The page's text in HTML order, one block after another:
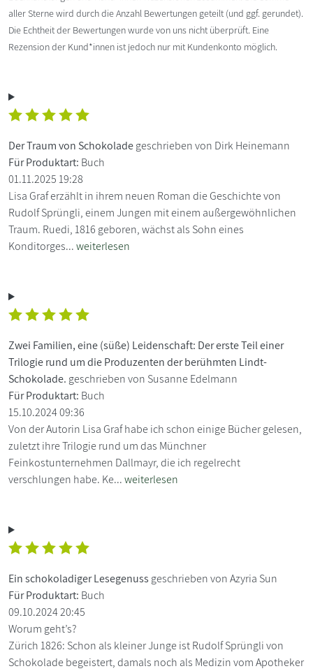
aller Sterne wird durch die Anzahl Bewertungen geteilt (und ggf. gerundet).
Die Echtheit der Bewertungen wurde von uns nicht überprüft. Eine
Rezension der Kund*innen ist jedoch nur mit Kundenkonto möglich.
Der Traum von Schokoladegeschrieben von Dirk Heinemann
Für Produktart: Buch
01.11.2025 19:28
Lisa Graf erzählt in ihrem neuen Roman die Geschichte von
Rudolf Sprüngli, einem Jungen mit einem außergewöhnlichen
Traum. Ruedi, 1816 geboren, wächst als Sohn eines
Konditorges...weiterlesen
Zwei Familien, eine (süße) Leidenschaft: Der erste Teil einer
Trilogie rund um die Produzenten der berühmten Lindt-
Schokolade. geschrieben von Susanne Edelmann
Für Produktart: Buch
15.10.2024 09:36
Von der Autorin Lisa Graf habe ich schon einige Bücher gelesen,
zuletzt ihre Trilogie rund um das Münchner
Feinkostunternehmen Dallmayr, die ich regelrecht
verschlungen habe. Ke...weiterlesen
Ein schokoladiger Lesegenuss geschrieben von Azyria Sun
Für Produktart: Buch
09.10.2024 20:45
Worum geht’s?
Zürich 1826: Schon als kleiner Junge ist Rudolf Sprüngli von
Schokolade begeistert, damals noch als Medizin vom Apotheker